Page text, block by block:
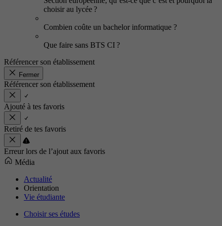
choisir au lycée ?
Combien coûte un bachelor informatique ?
Que faire sans BTS CI ?
Référencer son établissement
Fermer
Référencer son établissement
Ajouté à tes favoris
Retiré de tes favoris
Erreur lors de l’ajout aux favoris
Média
Actualité
Orientation
Vie étudiante
Choisir ses études